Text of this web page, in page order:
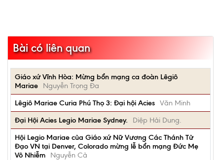
Bài có liên quan
Giáo xứ Vĩnh Hòa: Mừng bổn mạng ca đoàn Lêgiô
Mariae
Nguyễn Trọng Đa
Lêgiô Mariae Curia Phú Thọ 3: Đại hội Acies Văn Minh
Đại Hội Acies Legio Mariae Sydney.
Diệp Hải Dung.
Hội Legio Mariae của Giáo xứ Nữ Vương Các Thánh Tử
Đạo VN tại Denver, Colorado mừng lễ bổn mạng Đức Mẹ
Vô Nhiễm
Nguyễn Cả